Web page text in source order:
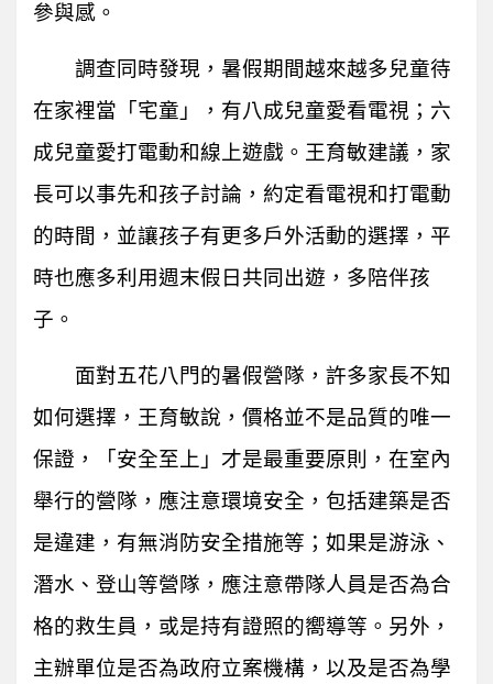
參與感。
調查同時發現，暑假期間越來越多兒童待
在家裡當「宅童」，有八成兒童愛看電視；六
成兒童愛打電動和線上遊戲。王育敏建議，家
長可以事先和孩子討論，約定看電視和打電動
的時間，並讓孩子有更多戶外活動的選擇，平
時也應多利用週末假日共同出遊，多陪伴孩
子。
面對五花八門的暑假營隊，許多家長不知
如何選擇，王育敏說，價格並不是品質的唯一
保證，「安全至上」才是最重要原則，在室內
舉行的營隊，應注意環境安全，包括建築是否
是違建，有無消防安全措施等；如果是游泳、
潛水、登山等營隊，應注意帶隊人員是否為合
格的救生員，或是持有證照的嚮導等。另外，
主辦單位是否為政府立案機構，以及是否為學